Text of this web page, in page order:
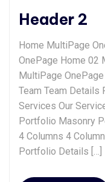
Header 2
Home MultiPage
OnePage Home 02
MultiPage
Team Team Details
Services Our
Portfolio Masonry
4 Columns 4
Portfolio Details […]